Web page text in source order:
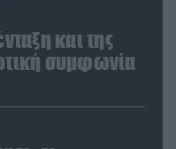
και της
συμφωνία